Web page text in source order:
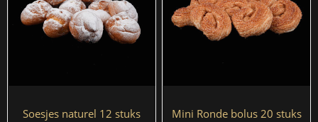
Soesjes naturel 12 stuks Mini Ronde bolus 20 stuks